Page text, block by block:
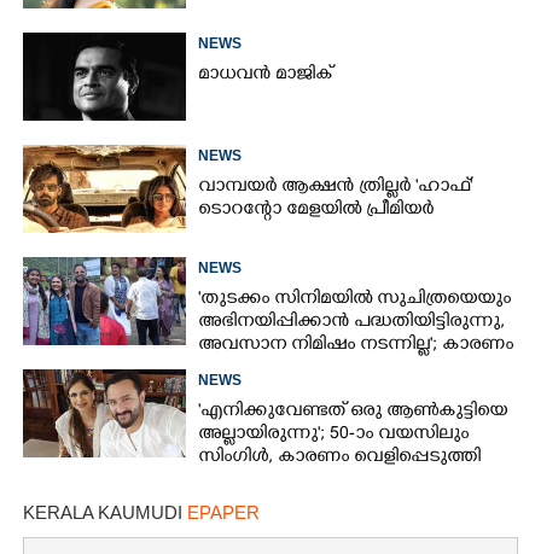
NEWS
മാധവൻ മാജിക്
NEWS
വാമ്പയർ ആക്ഷൻ ത്രില്ലർ 'ഹാഫ്'
ടൊറന്റോ മേളയിൽ പ്രീമിയർ
NEWS
'തുടക്കം സിനിമയിൽ സുചിത്രയെയും
അഭിനയിപ്പിക്കാൻ പദ്ധതിയിട്ടിരുന്നു,​
അവസാന നിമിഷം നടന്നില്ല'; കാരണം
തുറന്നുപറഞ്ഞ് ജൂഡ് ആന്റണി
NEWS
'എനിക്കുവേണ്ടത് ഒരു ആൺകുട്ടിയെ
അല്ലായിരുന്നു'; 50-ാം വയസിലും
സിംഗിൾ, കാരണം വെളിപ്പെടുത്തി
KERALA KAUMUDI EPAPER